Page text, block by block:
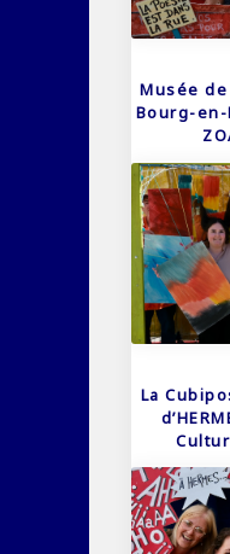
Musée
Bourg-
La